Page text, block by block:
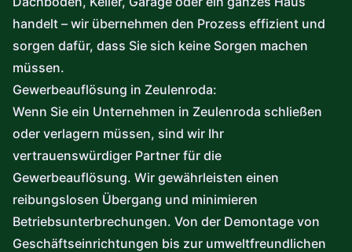
handelt – wir übernehmen den Prozess effizient und
sorgen dafür, dass Sie sich keine Sorgen machen
müssen.
Gewerbeauflösung in Zeulenroda:
Wenn Sie ein Unternehmen in Zeulenroda schließen
oder verlagern müssen, sind wir Ihr
vertrauenswürdiger Partner für die
Gewerbeauflösung. Wir gewährleisten einen
reibungslosen Übergang und minimieren
Betriebsunterbrechungen. Von der Demontage von
Geschäftseinrichtungen bis zur umweltfreundlichen